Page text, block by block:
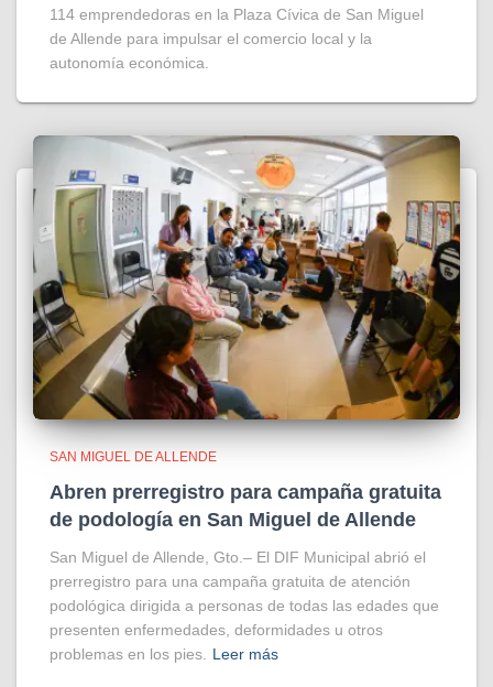
114 emprendedoras en la Plaza Cívica de San Miguel
de Allende para impulsar el comercio local y la
autonomía económica.
SAN MIGUEL DE ALLENDE
Abren prerregistro para campaña gratuita
de podología en San Miguel de Allende
San Miguel de Allende, Gto.– El DIF Municipal abrió el
prerregistro para una campaña gratuita de atención
podológica dirigida a personas de todas las edades que
presenten enfermedades, deformidades u otros
problemas en los pies. Leer más